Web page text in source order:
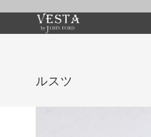
ルスツ